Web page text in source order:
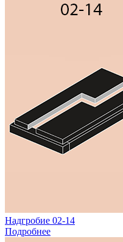
Надгробие 02-14
Подробнее